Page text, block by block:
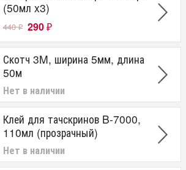
(50мл x3)
440₽ 290 ₽
Скотч 3M, ширина 5мм, длина
50м
Нет в наличии
Клей для тачскринов B-7000,
110мл (прозрачный)
Нет в наличии